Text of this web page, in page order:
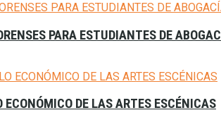
PARA ESTUDIANTES DE
ECONÓMICO DE LAS ARTES ESCÉNICAS